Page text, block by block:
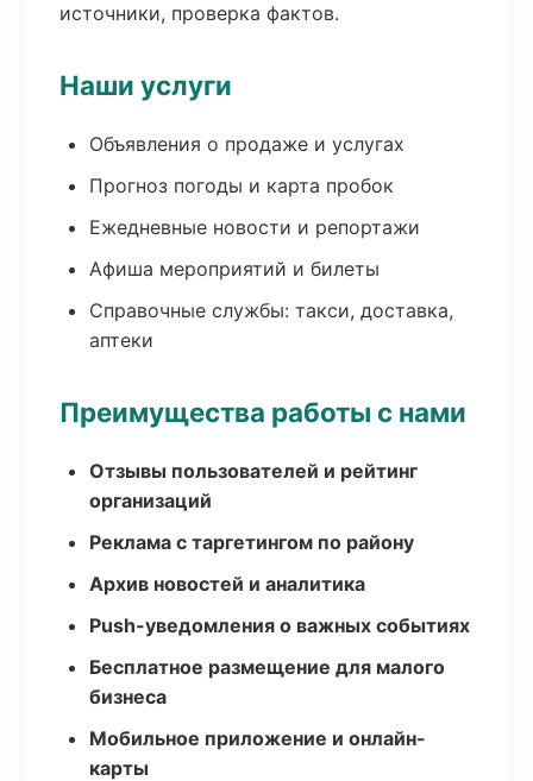
источники, проверка фактов.
Наши услуги
Объявления о продаже и услугах
Прогноз погоды и карта пробок
Ежедневные новости и репортажи
Афиша мероприятий и билеты
Справочные службы: такси, доставка,
аптеки
Преимущества работы с нами
Отзывы пользователей и рейтинг
организаций
Реклама с таргетингом по району
Архив новостей и аналитика
Push-уведомления о важных событиях
Бесплатное размещение для малого
бизнеса
Мобильное приложение и онлайн-
карты